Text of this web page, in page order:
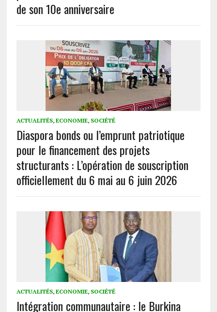
de son 10e anniversaire
ACTUALITÉS, ECONOMIE, SOCIÉTÉ
Diaspora bonds ou l’emprunt patriotique
pour le financement des projets
structurants : L’opération de souscription
officiellement du 6 mai au 6 juin 2026
ACTUALITÉS, ECONOMIE, SOCIÉTÉ
‎Intégration communautaire : le Burkina